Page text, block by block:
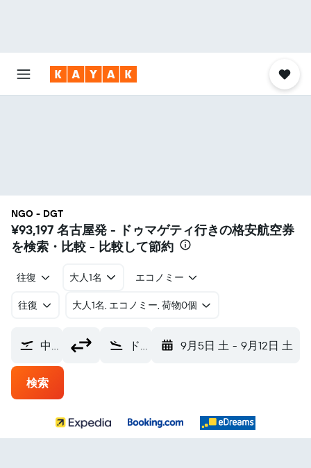
NGO - DGT
¥93,197 名古屋発 - ドゥマゲティ行きの格安航空券
を検索・比較 - 比較して節約
往復 大人1名 エコノミー
往復 ​大人1名, エコノミー, 荷物0個
中部国際空港 (NGO) ドゥマゲティ シブラン・ドゥマゲッティ空港 (DGT) 9月5日 土 - 9月12日 土
検索